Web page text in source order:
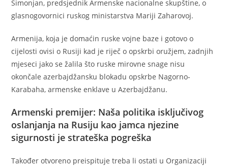
Simonjan, predsjednik Armenske nacionalne skupštine, o
glasnogovornici ruskog ministarstva Mariji Zaharovoj.
Armenija, koja je domaćin ruske vojne baze i gotovo o
cijelosti ovisi o Rusiji kad je riječ o opskrbi oružjem, zadnjih
mjeseci jako se žalila što ruske mirovne snage nisu
okončale azerbajdžansku blokadu opskrbe Nagorno-
Karabaha, armenske enklave u Azerbajdžanu.
Armenski premijer: Naša politika isključivog
oslanjanja na Rusiju kao jamca njezine
sigurnosti je strateška pogreška
Također otvoreno preispituje treba li ostati u Organizaciji